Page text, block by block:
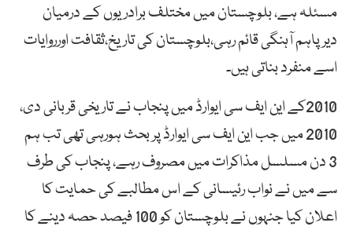
مسئلہ ہے، بلوچستان میں مختلف برادریوں کے درمیان
دیرپاہم آہنگی قائم رہی،بلوچستان کی تاریخ،ثقافت اورروایات
اسے منفرد بناتی ہیں۔
2010کے این ایف سی ایوارڈ میں پنجاب نے تاریخی قربانی دی،
2010 میں جب این ایف سی ایوارڈ پر بحث ہورہی تھی تب ہم
3 دن مسلسل مذاکرات میں مصروف رہے، پنجاب کی طرف
سے میں نے نواب رئیسانی کے اس مطالبے کی حمایت کا
اعلان کیا جنہوں نے بلوچستان کو 100 فیصد حصہ دینے کا